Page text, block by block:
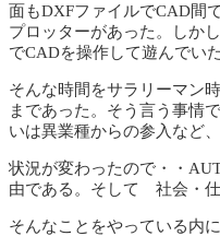
面もDXFファイルでCAD間
プロッターがあった。しか
でCADを操作して遊んでいた
そんな時間をサラリーマン
まであった。そう言う事情
いは異業種からの参入など
状況が変わったので・・
由である。そして 社会・仕
そんなことをやっている内